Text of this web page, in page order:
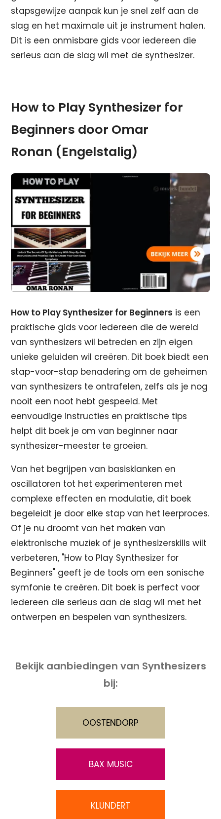
stapsgewijze aanpak kun je snel zelf aan de
slag en het maximale uit je instrument halen.
Dit is een onmisbare gids voor iedereen die
serieus aan de slag wil met de synthesizer.
How to Play Synthesizer for
Beginners door Omar
Ronan (Engelstalig)
How to Play Synthesizer for Beginners is een
praktische gids voor iedereen die de wereld
van synthesizers wil betreden en zijn eigen
unieke geluiden wil creëren. Dit boek biedt een
stap-voor-stap benadering om de geheimen
van synthesizers te ontrafelen, zelfs als je nog
nooit een noot hebt gespeeld. Met
eenvoudige instructies en praktische tips
helpt dit boek je om van beginner naar
synthesizer-meester te groeien.
Van het begrijpen van basisklanken en
oscillatoren tot het experimenteren met
complexe effecten en modulatie, dit boek
begeleidt je door elke stap van het leerproces.
Of je nu droomt van het maken van
elektronische muziek of je synthesizerskills wilt
verbeteren, "How to Play Synthesizer for
Beginners" geeft je de tools om een sonische
symfonie te creëren. Dit boek is perfect voor
iedereen die serieus aan de slag wil met het
ontwerpen en bespelen van synthesizers.
Bekijk aanbiedingen van Synthesizers
bij:
OOSTENDORP
BAX MUSIC
KLUNDERT